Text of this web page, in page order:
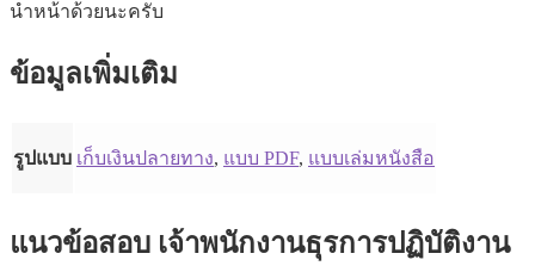
นำหน้าด้วยนะครับ
ข้อมูลเพิ่มเติม
รูปแบบ เก็บเงินปลายทาง, แบบ PDF, แบบเล่มหนังสือ
แนวข้อสอบ เจ้าพนักงานธุรการปฏิบัติงาน